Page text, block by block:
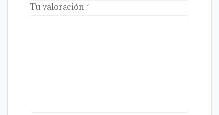
Tu valoración *